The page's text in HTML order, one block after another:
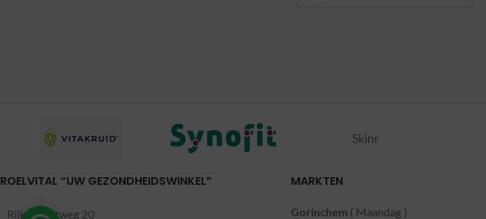
Skinr
ROELVITAL “UW GEZONDHEIDSWINKEL”
Rijksstraatweg 20
MARKTEN
Gorinchem ( Maandag )